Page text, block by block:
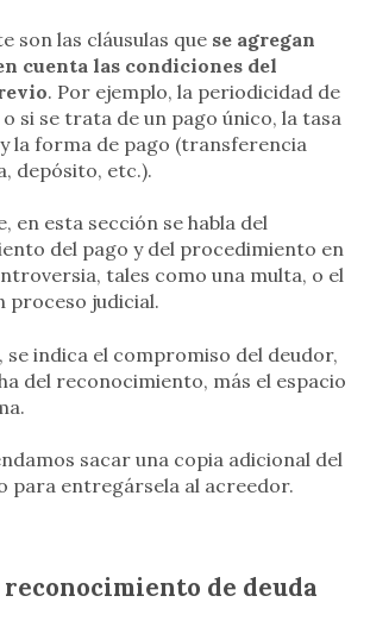
son las cláusulas que se agregan
cuenta las condiciones del
. Por ejemplo, la periodicidad de
si se trata de un pago único, la tasa
la forma de pago (transferencia
depósito, etc.).
en esta sección se habla del
del pago y del procedimiento en
tales como una multa, o el
proceso judicial.
se indica el compromiso del deudor,
del reconocimiento, más el espacio
sacar una copia adicional del
para entregársela al acreedor.
de deuda